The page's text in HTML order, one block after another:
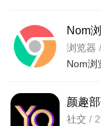
Nom
无广告
浏览器 /
颜趣
值社交
社交 /